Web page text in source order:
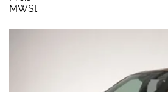
MWSt: